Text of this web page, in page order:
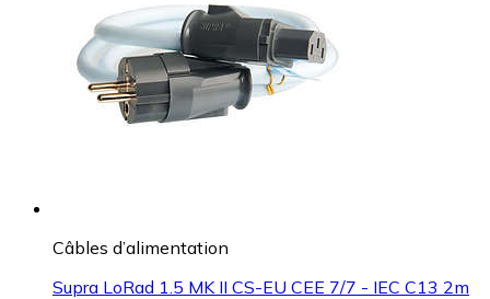
Câbles d’alimentation
Supra LoRad 1.5 MK II CS-EU CEE 7/7 - IEC C13 2m